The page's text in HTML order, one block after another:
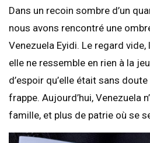
Dans un recoin sombre d’un
nous avons rencontré une
Venezuela Eyidi. Le regard
elle ne ressemble en rien à la
d’espoir qu’elle était sans
frappe. Aujourd’hui, Venezuela
famille, et plus de patrie où se